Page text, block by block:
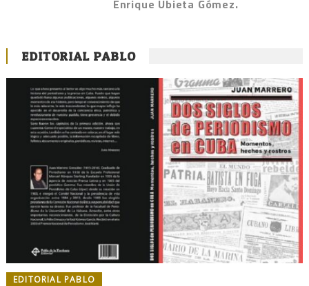
Enrique Ubieta Gómez.
EDITORIAL PABLO
EDITORIAL PABLO